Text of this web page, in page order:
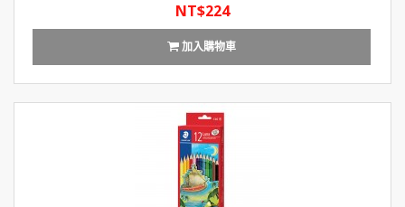
NT$224
加入購物車